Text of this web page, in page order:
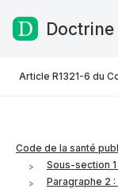
Passer au contenu
Doctrine
Article R1321-6 du
Code de la santé
Sous-section
Paragraphe 2